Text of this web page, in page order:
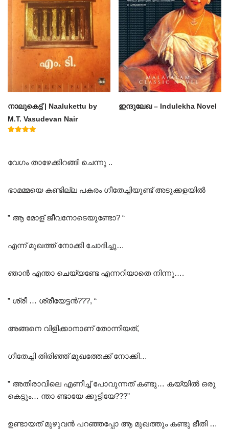
നാലുകെട്ട് | Naalukettu by
M.T. Vasudevan Nair
ഇന്ദുലേഖ – Indulekha Novel
വേഗം താഴേക്കിറങ്ങി ചെന്നു ..
ഭാമമ്മയെ കണ്ടില്ല പകരം ഗീതേച്ചിയുണ്ട് അടുക്കളയിൽ
” ആ മോള് ജീവനോടെയുണ്ടോ? “
എന്ന് മുഖത്ത് നോക്കി ചോദിച്ചു…
ഞാൻ എന്താ ചെയ്യണ്ടേ എന്നറിയാതെ നിന്നു….
” ശ്രീ … ശ്രീയേട്ടൻ???, “
അങ്ങനെ വിളിക്കാനാണ് തോന്നിയത്,
ഗീതേച്ചി തിരിഞ്ഞ് മുഖത്തേക്ക് നോക്കി…
” അതിരാവിലെ എണീച്ച് പോവുന്നത് കണ്ടു… കയ്യിൽ ഒരു
കെട്ടും… ന്താ ണ്ടായേ ക്കുട്ടിയേ???”
ഉണ്ടായത് മുഴുവൻ പറഞ്ഞപ്പോ‌ ആ മുഖത്തും കണ്ടു ഭീതി …